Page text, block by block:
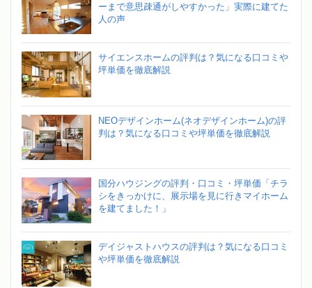
ーまで意思疎通がしやすかった」実際に建てた
人の声
サイエンスホームの評判は？気になる口コミや
坪単価を徹底解説
NEOデザインホーム(ネオデザインホーム)の評
判は？気になる口コミや坪単価を徹底解説
国分ハウジングの評判・口コミ・坪単価「チラ
シをきっかけに、展示場を見に行きマイホーム
を建てました！」
デイジャストハウスの評判は？気になる口コミ
や坪単価を徹底解説